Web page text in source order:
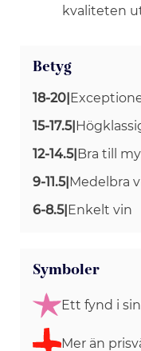
kvaliteten
Betyg
18-20|
15-17.5|
12-14.5|Bra till
9-11.5|Medelbra
6-8.5|Enkelt vin
Symboler
Ett fynd i
Mer än